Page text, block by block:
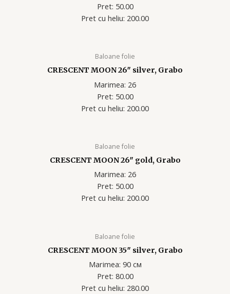
Pret: 50.00
Pret cu heliu: 200.00
Baloane folie
CRESCENT MOON 26″ silver, Grabo
Marimea: 26
Pret: 50.00
Pret cu heliu: 200.00
Baloane folie
CRESCENT MOON 26″ gold, Grabo
Marimea: 26
Pret: 50.00
Pret cu heliu: 200.00
Baloane folie
CRESCENT MOON 35″ silver, Grabo
Marimea: 90 см
Pret: 80.00
Pret cu heliu: 280.00